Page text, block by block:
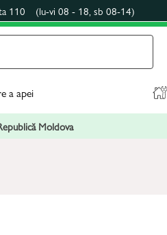
110 (lu-vi 08 - 18, sb 08-14)
a apei
Moldova